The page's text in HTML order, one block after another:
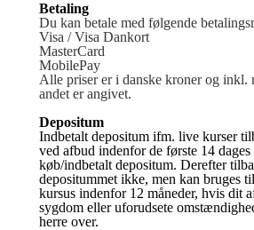
Betaling
Du kan betale med følgende
Visa / Visa Dankort
MasterCard
MobilePay
Alle priser er i danske kroner og inkl.
andet er angivet.
Depositum
Indbetalt depositum ifm. live kurser
ved afbud indenfor de første 14 dages
køb/indbetalt depositum. Derefter
depositummet ikke, men kan bruges
kursus indenfor 12 måneder, hvis dit
sygdom eller uforudsete
herre over.